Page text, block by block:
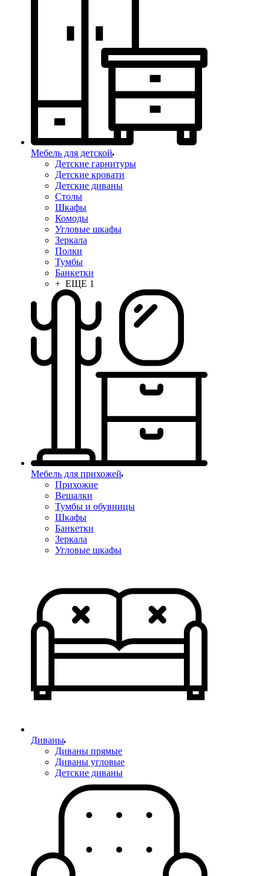
Мебель для детской
Детские гарнитуры
Детские кровати
Детские диваны
Столы
Шкафы
Комоды
Угловые шкафы
Зеркала
Полки
Тумбы
Банкетки
+ ЕЩЕ 1
Мебель для прихожей
Прихожие
Вешалки
Тумбы и обувницы
Шкафы
Банкетки
Зеркала
Угловые шкафы
Диваны
Диваны прямые
Диваны угловые
Детские диваны